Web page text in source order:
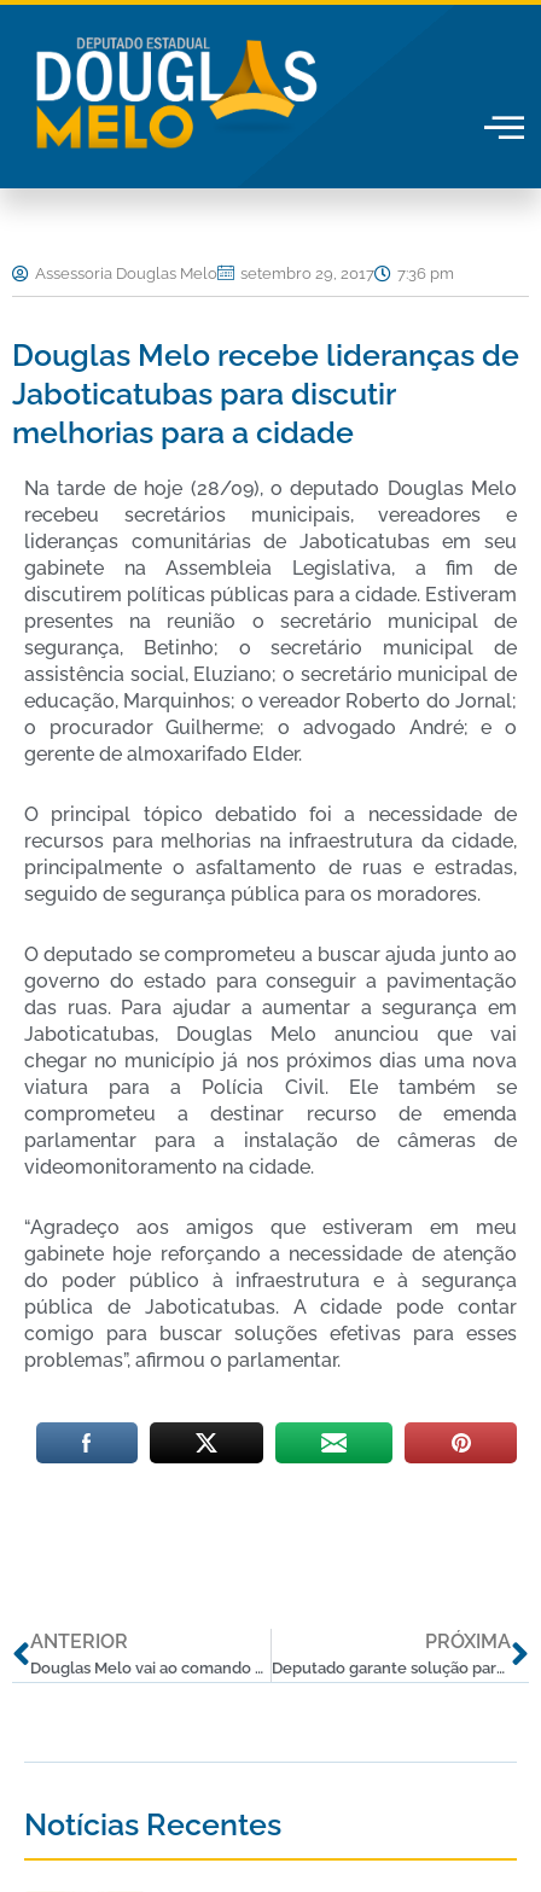
conteúdo
Assessoria Douglas Melo setembro 29, 2017 7:36 pm
Douglas Melo recebe lideranças de
Jaboticatubas para discutir
melhorias para a cidade
Na tarde de hoje (28/09), o deputado Douglas Melo
recebeu secretários municipais, vereadores e
lideranças comunitárias de Jaboticatubas em seu
gabinete na Assembleia Legislativa, a fim de
discutirem políticas públicas para a cidade. Estiveram
presentes na reunião o secretário municipal de
segurança, Betinho; o secretário municipal de
assistência social, Eluziano; o secretário municipal de
educação, Marquinhos; o vereador Roberto do Jornal;
o procurador Guilherme; o advogado André; e o
gerente de almoxarifado Elder.
O principal tópico debatido foi a necessidade de
recursos para melhorias na infraestrutura da cidade,
principalmente o asfaltamento de ruas e estradas,
seguido de segurança pública para os moradores.
O deputado se comprometeu a buscar ajuda junto ao
governo do estado para conseguir a pavimentação
das ruas. Para ajudar a aumentar a segurança em
Jaboticatubas, Douglas Melo anunciou que vai
chegar no município já nos próximos dias uma nova
viatura para a Polícia Civil. Ele também se
comprometeu a destinar recurso de emenda
parlamentar para a instalação de câmeras de
videomonitoramento na cidade.
“Agradeço aos amigos que estiveram em meu
gabinete hoje reforçando a necessidade de atenção
do poder público à infraestrutura e à segurança
pública de Jaboticatubas. A cidade pode contar
comigo para buscar soluções efetivas para esses
problemas”, afirmou o parlamentar.
Anterior
ANTERIOR
Douglas Melo vai ao comando da Polícia Civil cobrar agilidade na investigação de jovem setelagoano morto em boate
PRÓXIMA
Deputado garante solução para abastecimento de água em bairros de Caetanópolis
Notícias Recentes